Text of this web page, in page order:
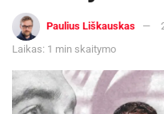
Paulius Liškauskas
Laikas: 1 min skaitymo